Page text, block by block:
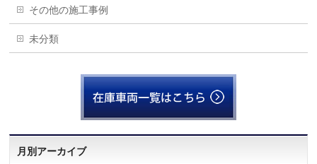
その他の施工事例
未分類
月別アーカイブ